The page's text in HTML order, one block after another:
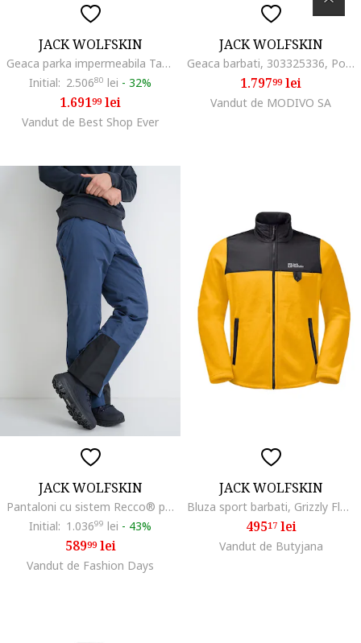
JACK WOLFSKIN
Geaca parka impermeabila Tapeless,
Initial: 2.50680 lei - 32%
1.69199lei
Vandut de Best Shop Ever
JACK WOLFSKIN
Geaca barbati, 303325336, Poliamida, Negru, Negru
1.79799lei
Vandut de MODIVO SA
JACK WOLFSKIN
Pantaloni cu sistem Recco® pentru ski Flowline 2L, Albastru inchis
Initial: 1.03699 lei - 43%
58999lei
Vandut de Fashion Days
JACK WOLFSKIN
Bluza sport barbati, Grizzly Fleece, galben, poliester
49517lei
Vandut de Butyjana